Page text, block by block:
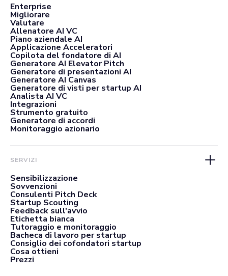
Enterprise
Migliorare
Valutare
Allenatore AI VC
Piano aziendale AI
Applicazione Acceleratori
Copilota del fondatore di AI
Generatore AI Elevator Pitch
Generatore di presentazioni AI
Generatore AI Canvas
Generatore di visti per startup AI
Analista AI VC
Integrazioni
Strumento gratuito
Generatore di accordi
Monitoraggio azionario
SERVIZI
Sensibilizzazione
Sovvenzioni
Consulenti Pitch Deck
Startup Scouting
Feedback sull'avvio
Etichetta bianca
Tutoraggio e monitoraggio
Bacheca di lavoro per startup
Consiglio dei cofondatori startup
Cosa ottieni
Prezzi